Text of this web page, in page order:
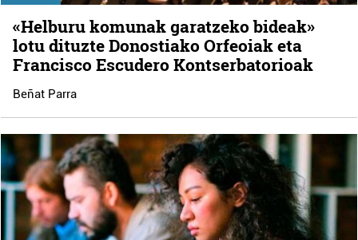
«Helburu komunak garatzeko bideak»
lotu dituzte Donostiako Orfeoiak eta
Francisco Escudero Kontserbatorioak
Beñat Parra